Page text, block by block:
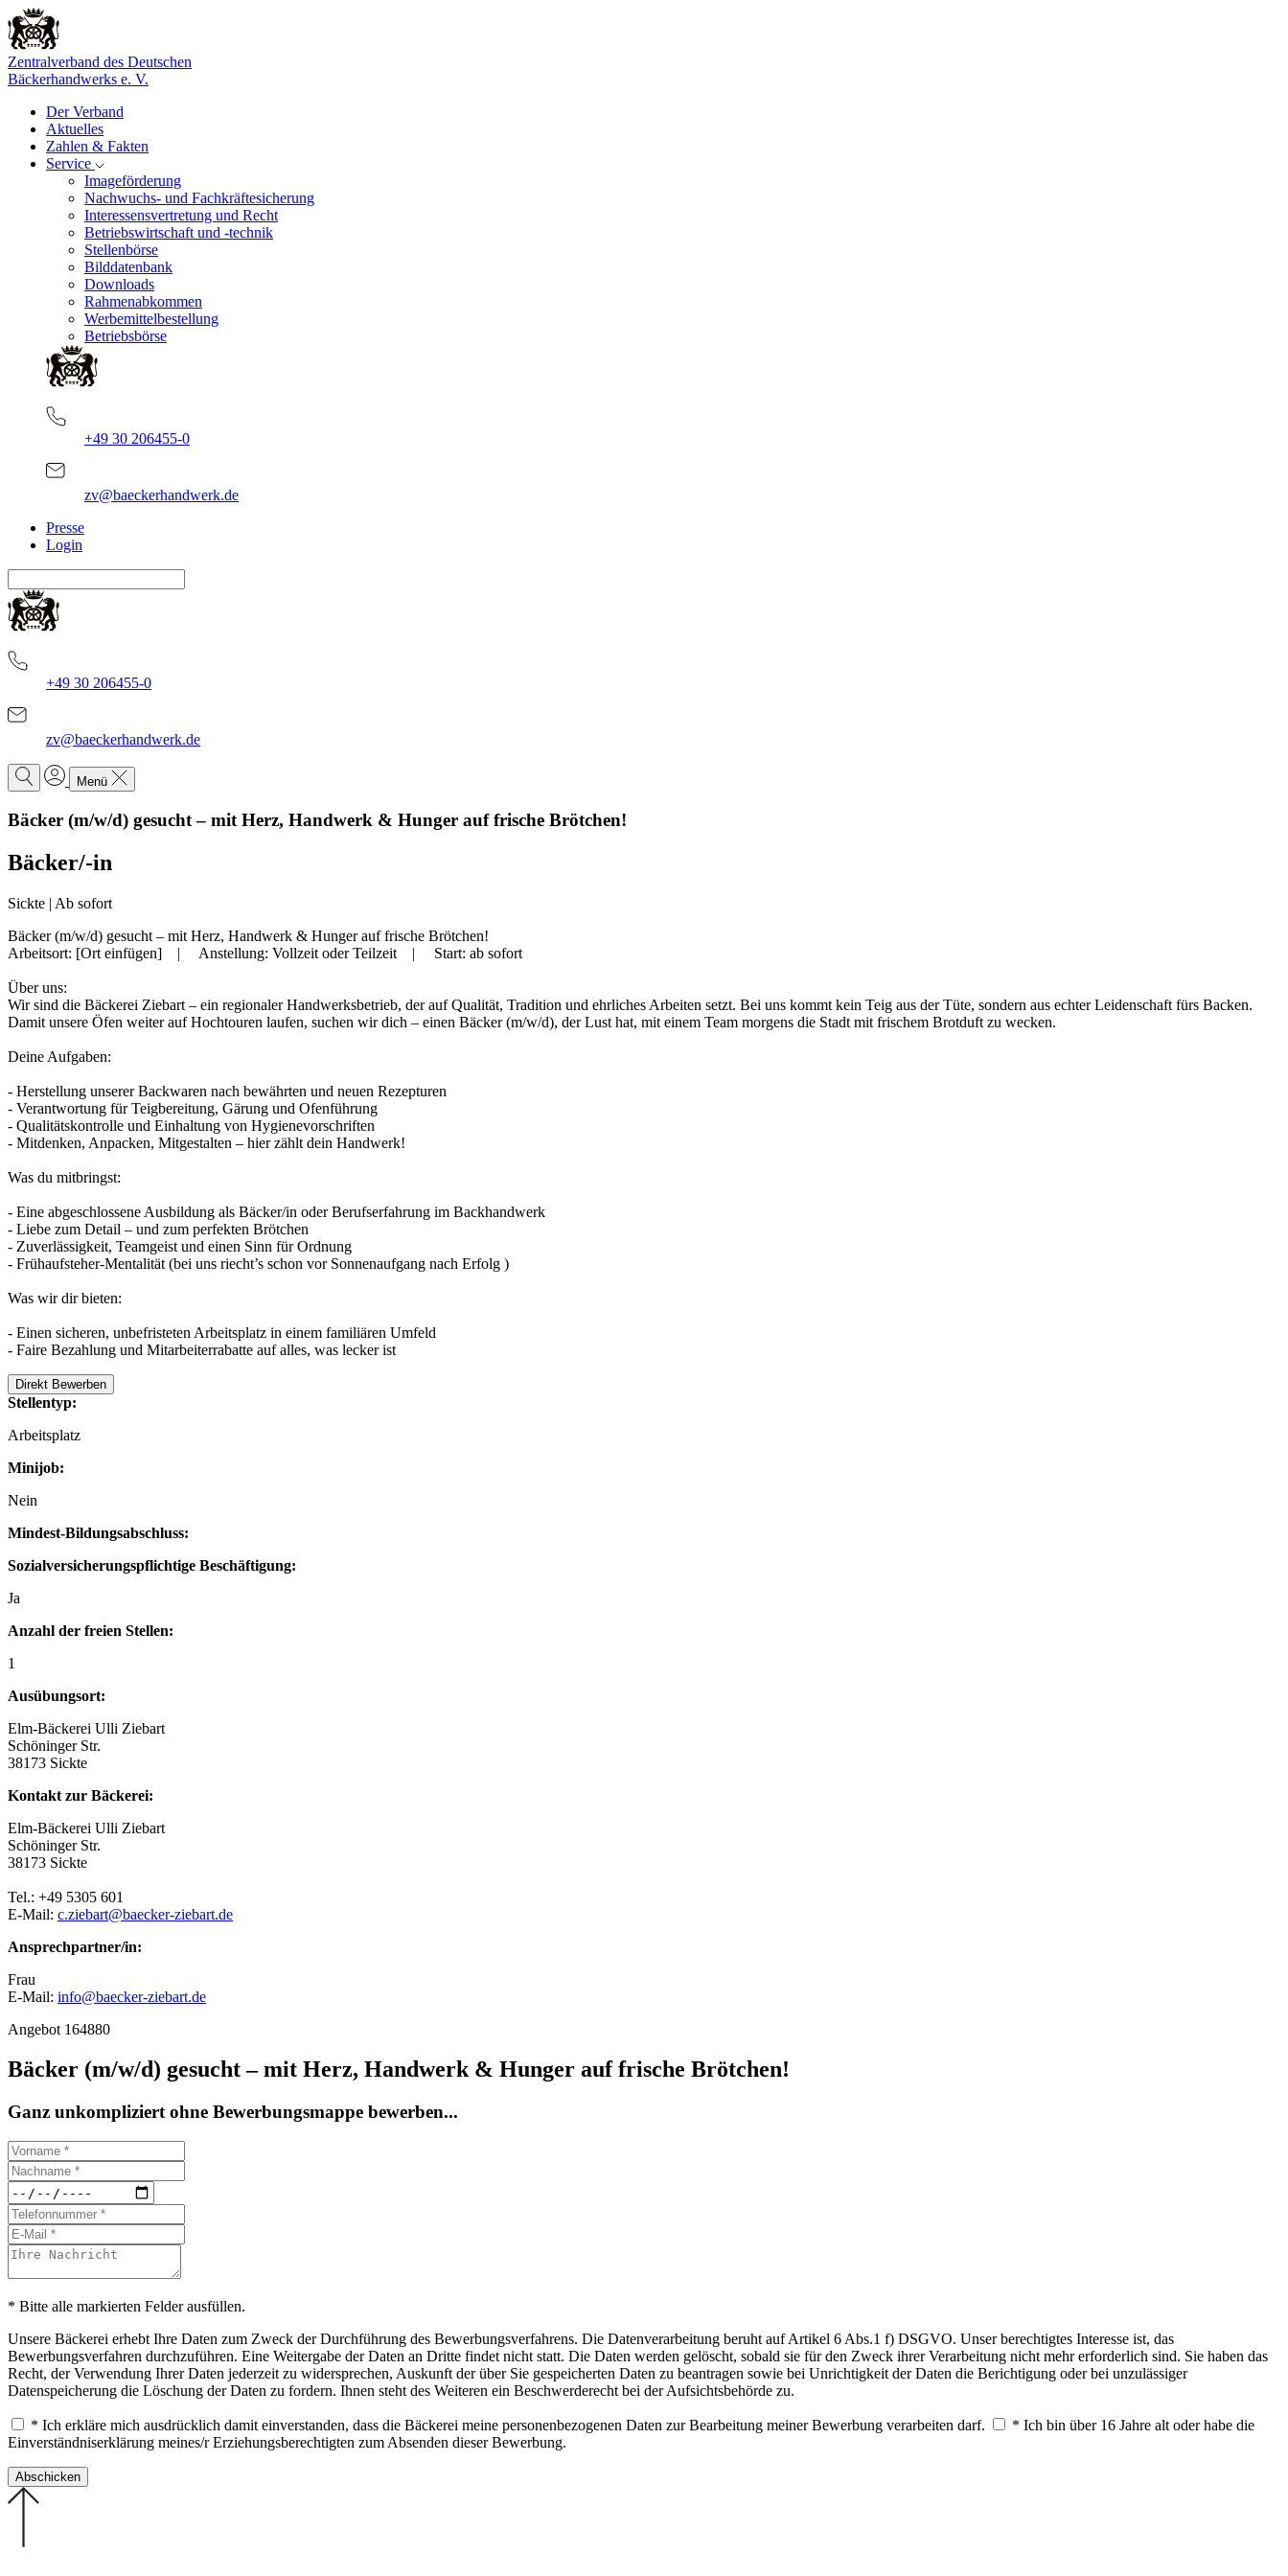
Zentralverband des Deutschen
Bäckerhandwerks e. V.
Der Verband
Aktuelles
Zahlen & Fakten
Service
Imageförderung
Nachwuchs- und Fachkräftesicherung
Interessensvertretung und Recht
Betriebswirtschaft und -technik
Stellenbörse
Bilddatenbank
Downloads
Rahmenabkommen
Werbemittelbestellung
Betriebsbörse
+49 30 206455-0
zv@baeckerhandwerk.de
Presse
Login
+49 30 206455-0
zv@baeckerhandwerk.de
Menü
Bäcker (m/w/d) gesucht – mit Herz, Handwerk & Hunger auf frische Brötchen!
Bäcker/-in
Sickte | Ab sofort
Bäcker (m/w/d) gesucht – mit Herz, Handwerk & Hunger auf frische Brötchen!
Arbeitsort: [Ort einfügen] | Anstellung: Vollzeit oder Teilzeit | Start: ab sofort
Über uns:
Wir sind die Bäckerei Ziebart – ein regionaler Handwerksbetrieb, der auf Qualität, Tradition und ehrliches Arbeiten setzt. Bei uns kommt kein Teig aus der Tüte, sondern aus echter Leidenschaft fürs Backen.
Damit unsere Öfen weiter auf Hochtouren laufen, suchen wir dich – einen Bäcker (m/w/d), der Lust hat, mit einem Team morgens die Stadt mit frischem Brotduft zu wecken.
Deine Aufgaben:
- Herstellung unserer Backwaren nach bewährten und neuen Rezepturen
- Verantwortung für Teigbereitung, Gärung und Ofenführung
- Qualitätskontrolle und Einhaltung von Hygienevorschriften
- Mitdenken, Anpacken, Mitgestalten – hier zählt dein Handwerk!
Was du mitbringst:
- Eine abgeschlossene Ausbildung als Bäcker/in oder Berufserfahrung im Backhandwerk
- Liebe zum Detail – und zum perfekten Brötchen
- Zuverlässigkeit, Teamgeist und einen Sinn für Ordnung
- Frühaufsteher-Mentalität (bei uns riecht’s schon vor Sonnenaufgang nach Erfolg )
Was wir dir bieten:
- Einen sicheren, unbefristeten Arbeitsplatz in einem familiären Umfeld
- Faire Bezahlung und Mitarbeiterrabatte auf alles, was lecker ist
Direkt Bewerben
Stellentyp:
Arbeitsplatz
Minijob:
Nein
Mindest-Bildungsabschluss:
Sozialversicherungspflichtige Beschäftigung:
Ja
Anzahl der freien Stellen:
1
Ausübungsort:
Elm-Bäckerei Ulli Ziebart
Schöninger Str.
38173 Sickte
Kontakt zur Bäckerei:
Elm-Bäckerei Ulli Ziebart
Schöninger Str.
38173 Sickte
Tel.: +49 5305 601
E-Mail: c.ziebart@baecker-ziebart.de
Ansprechpartner/in:
Frau
E-Mail: info@baecker-ziebart.de
Angebot 164880
Bäcker (m/w/d) gesucht – mit Herz, Handwerk & Hunger auf frische Brötchen!
Ganz unkompliziert ohne Bewerbungsmappe bewerben...
* Bitte alle markierten Felder ausfüllen.
Unsere Bäckerei erhebt Ihre Daten zum Zweck der Durchführung des Bewerbungsverfahrens. Die Datenverarbeitung beruht auf Artikel 6 Abs.1 f) DSGVO. Unser berechtigtes Interesse ist, das
Bewerbungsverfahren durchzuführen. Eine Weitergabe der Daten an Dritte findet nicht statt. Die Daten werden gelöscht, sobald sie für den Zweck ihrer Verarbeitung nicht mehr erforderlich sind. Sie haben das
Recht, der Verwendung Ihrer Daten jederzeit zu widersprechen, Auskunft der über Sie gespeicherten Daten zu beantragen sowie bei Unrichtigkeit der Daten die Berichtigung oder bei unzulässiger
Datenspeicherung die Löschung der Daten zu fordern. Ihnen steht des Weiteren ein Beschwerderecht bei der Aufsichtsbehörde zu.
* Ich erkläre mich ausdrücklich damit einverstanden, dass die Bäckerei meine personenbezogenen Daten zur Bearbeitung meiner Bewerbung verarbeiten darf.
* Ich bin über 16 Jahre alt oder habe die
Einverständniserklärung meines/r Erziehungsberechtigten zum Absenden dieser Bewerbung.